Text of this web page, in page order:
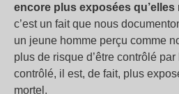
encore plus exposées qu’elles
c’est un fait que nous
un jeune homme perçu comme
plus de risque d’être contrôlé
contrôlé, il est, de fait, plus
mortel.